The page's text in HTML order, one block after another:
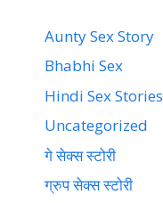
Aunty Sex Story
Bhabhi Sex
Hindi Sex Stories
Uncategorized
गे सेक्स स्टोरी
ग्रुप सेक्स स्टोरी